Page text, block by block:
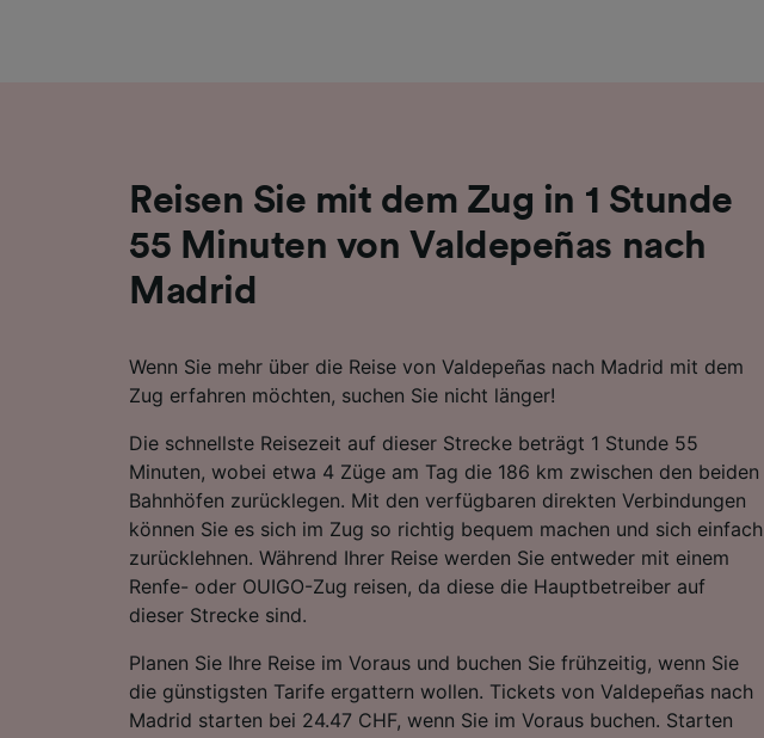
Reisen Sie mit dem Zug in 1 Stunde
55 Minuten von Valdepeñas nach
Madrid
Wenn Sie mehr über die Reise von Valdepeñas nach Madrid mit dem
Zug erfahren möchten, suchen Sie nicht länger!
Die schnellste Reisezeit auf dieser Strecke beträgt 1 Stunde 55
Minuten, wobei etwa 4 Züge am Tag die 186 km zwischen den beiden
Bahnhöfen zurücklegen. Mit den verfügbaren direkten Verbindungen
können Sie es sich im Zug so richtig bequem machen und sich einfach
zurücklehnen. Während Ihrer Reise werden Sie entweder mit einem
Renfe- oder OUIGO-Zug reisen, da diese die Hauptbetreiber auf
dieser Strecke sind.
Planen Sie Ihre Reise im Voraus und buchen Sie frühzeitig, wenn Sie
die günstigsten Tarife ergattern wollen. Tickets von Valdepeñas nach
Madrid starten bei 24.47 CHF, wenn Sie im Voraus buchen. Starten